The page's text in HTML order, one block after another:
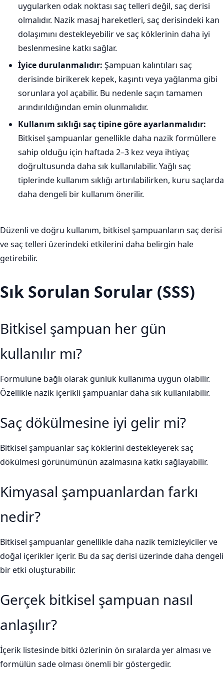
uygularken odak noktası saç telleri değil, saç derisi
olmalıdır. Nazik masaj hareketleri, saç derisindeki kan
dolaşımını destekleyebilir ve saç köklerinin daha iyi
beslenmesine katkı sağlar.
İyice durulanmalıdır: Şampuan kalıntıları saç
derisinde birikerek kepek, kaşıntı veya yağlanma gibi
sorunlara yol açabilir. Bu nedenle saçın tamamen
arındırıldığından emin olunmalıdır.
Kullanım sıklığı saç tipine göre ayarlanmalıdır:
Bitkisel şampuanlar genellikle daha nazik formüllere
sahip olduğu için haftada 2–3 kez veya ihtiyaç
doğrultusunda daha sık kullanılabilir. Yağlı saç
tiplerinde kullanım sıklığı artırılabilirken, kuru saçlarda
daha dengeli bir kullanım önerilir.
Düzenli ve doğru kullanım, bitkisel şampuanların saç derisi
ve saç telleri üzerindeki etkilerini daha belirgin hale
getirebilir.
Sık Sorulan Sorular (SSS)
Bitkisel şampuan her gün
kullanılır mı?
Formülüne bağlı olarak günlük kullanıma uygun olabilir.
Özellikle nazik içerikli şampuanlar daha sık kullanılabilir.
Saç dökülmesine iyi gelir mi?
Bitkisel şampuanlar saç köklerini destekleyerek saç
dökülmesi görünümünün azalmasına katkı sağlayabilir.
Kimyasal şampuanlardan farkı
nedir?
Bitkisel şampuanlar genellikle daha nazik temizleyiciler ve
doğal içerikler içerir. Bu da saç derisi üzerinde daha dengeli
bir etki oluşturabilir.
Gerçek bitkisel şampuan nasıl
anlaşılır?
İçerik listesinde bitki özlerinin ön sıralarda yer alması ve
formülün sade olması önemli bir göstergedir.